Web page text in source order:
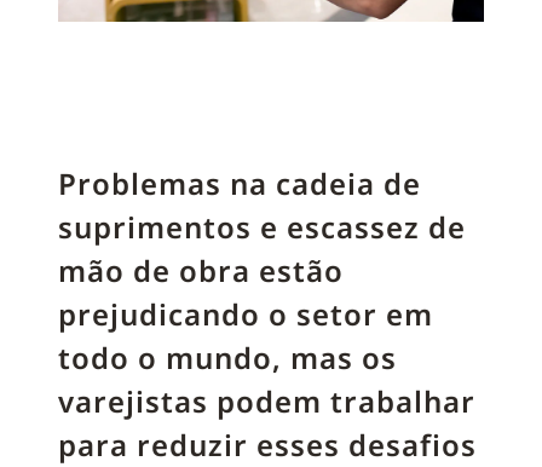
Problemas na cadeia de
suprimentos e escassez de
mão de obra estão
prejudicando o setor em
todo o mundo, mas os
varejistas podem trabalhar
para reduzir esses desafios